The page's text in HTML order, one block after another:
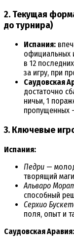
2. Текущая
до турнира)
Испания:
официальных
в 12
за игру, при
Саудовская
достаточно
ничьи, 1
пропущенных
3. Ключевые
Испания:
Педри —
творящий
Альваро
способный
Серхио
поля, опыт и
Саудовская Аравия: